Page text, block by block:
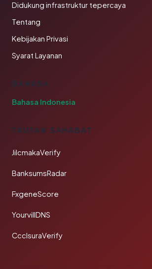
Didukung infrastruktur tepercaya
Tentang
Kebijakan Privasi
Syarat Layanan
BAHASA
Bahasa Indonesia
TAUTAN SAHABAT
JilcmakaVerify
BanksumsRadar
FxgeneScore
YourvillDNS
CcclsuraVerify